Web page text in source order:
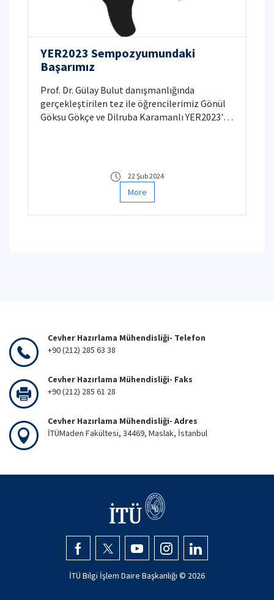
YER2023 Sempozyumundaki
Başarımız
Prof. Dr. Gülay Bulut danışmanlığında
gerçekleştirilen tez ile öğrencilerimiz Gönül
Göksu Gökçe ve Dilruba Karamanlı YER2023'te
22 Şub 2024
More
Cevher Hazırlama Mühendisliği- Telefon
+90 (212) 285 63 38
Cevher Hazırlama Mühendisliği- Faks
+90 (212) 285 61 28
Cevher Hazırlama Mühendisliği- Adres
İTÜMaden Fakültesi, 34469, Maslak, İstanbul
İTÜ Bilgi İşlem Daire Başkanlığı © 2026